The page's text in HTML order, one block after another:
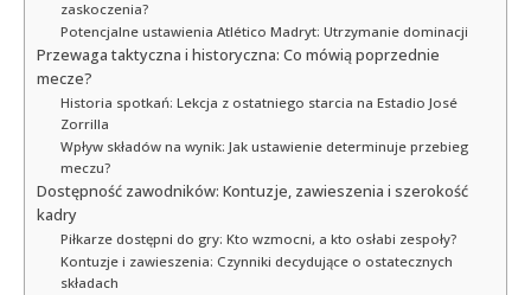
zaskoczenia?
Potencjalne ustawienia Atlético Madryt: Utrzymanie dominacji
Przewaga taktyczna i historyczna: Co mówią poprzednie
mecze?
Historia spotkań: Lekcja z ostatniego starcia na Estadio José
Zorrilla
Wpływ składów na wynik: Jak ustawienie determinuje przebieg
meczu?
Dostępność zawodników: Kontuzje, zawieszenia i szerokość
kadry
Piłkarze dostępni do gry: Kto wzmocni, a kto osłabi zespoły?
Kontuzje i zawieszenia: Czynniki decydujące o ostatecznych
składach